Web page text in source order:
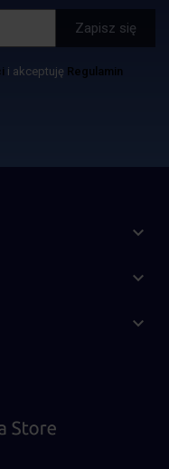
i akceptuję Regulamin


